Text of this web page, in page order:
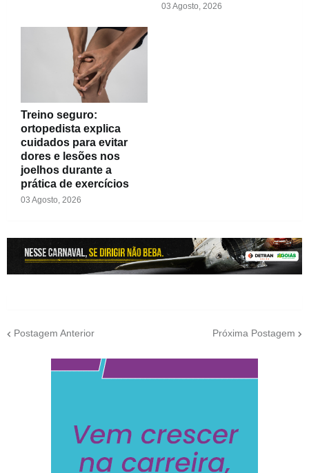
03 Agosto, 2026
Treino seguro:
ortopedista explica
cuidados para evitar
dores e lesões nos
joelhos durante a
prática de exercícios
03 Agosto, 2026
Postagem Anterior Próxima Postagem